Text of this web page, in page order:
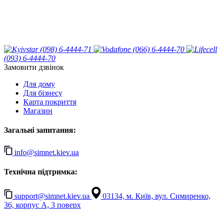
(098) 6-4444-71
(066) 6-4444-70
(093) 6-4444-70
Замовити дзвінок
Для дому
Для бізнесу
Карта покриття
Магазин
Загальні запитання:
info@simnet.kiev.ua
Технічна підтримка:
support@simnet.kiev.ua
03134, м. Київ, вул. Симиренко,
36, корпус А, 3 поверх